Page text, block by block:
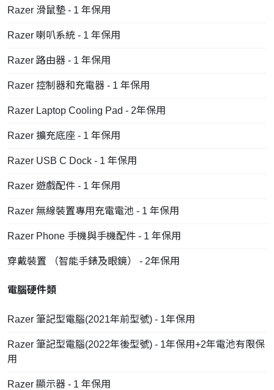
Razer 滑鼠墊 - 1 年保用
Razer 喇叭系統 - 1 年保用
Razer 路由器 - 1 年保用
Razer 控制器和充電器 - 1 年保用
Razer Laptop Cooling Pad - 2年保用
Razer 擴充底座 - 1 年保用
Razer USB C Dock - 1 年保用
Razer 遊戲配件 - 1 年保用
Razer 無線裝置專用充電電池 - 1 年保用
Razer Phone 手機與手機配件 - 1 年保用
穿戴裝置 （智能手錶及眼鏡） - 2年保用
電腦硬件類
Razer 筆記型電腦(2021年前型號) - 1年保用
Razer 筆記型電腦(2022年後型號) - 1年保用+2年電池有限保
用
Razer 顯示器 - 1 年保用